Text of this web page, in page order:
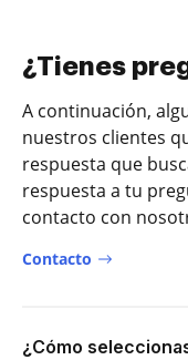
¿Tienes
A continuación,
nuestros clientes
respuesta que
respuesta a tu
contacto con
Contacto
¿Cómo